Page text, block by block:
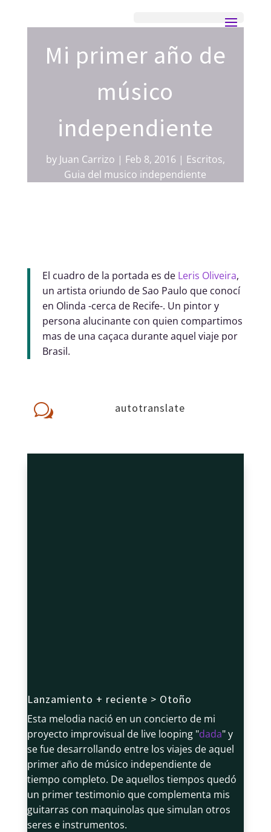
Mi primer año de
músico
independiente
by Juan Carrizo Feb 8, 2016 Escritos,
Guia del musico independiente
El cuadro de la portada es de Leris Oliveira,
un artista oriundo de Sao Paulo que conocí
en Olinda -cerca de Recife-. Un pintor y
persona alucinante con quien compartimos
mas de una caçaca durante aquel viaje por
Brasil.
w autotranslate
Lanzamiento + reciente > Otoño
Esta melodia nació en un concierto de mi
proyecto improvisual de live looping "dada" y
se fue desarrollando entre los viajes de aquel
primer año de músico independiente de
tiempo completo. De aquellos tiempos quedó
un primer testimonio que complementa mis
guitarras con maquinolas que simulan otros
seres e instrumentos.